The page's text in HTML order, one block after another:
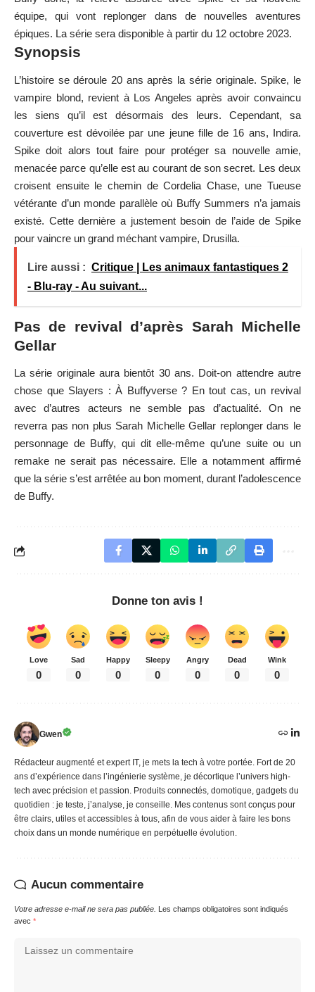
équipe, qui vont replonger dans de nouvelles aventures
épiques. La série sera disponible à partir du 12 octobre 2023.
Synopsis
L’histoire se déroule 20 ans après la série originale. Spike, le
vampire blond, revient à Los Angeles après avoir convaincu
les siens qu’il est désormais des leurs. Cependant, sa
couverture est dévoilée par une jeune fille de 16 ans, Indira.
Spike doit alors tout faire pour protéger sa nouvelle amie,
menacée parce qu’elle est au courant de son secret. Les deux
croisent ensuite le chemin de Cordelia Chase, une Tueuse
vétérante d’un monde parallèle où Buffy Summers n’a jamais
existé. Cette dernière a justement besoin de l’aide de Spike
pour vaincre un grand méchant vampire, Drusilla.
Lire aussi : Critique | Les animaux fantastiques 2
- Blu-ray - Au suivant...
Pas de revival d’après Sarah Michelle
Gellar
La série originale aura bientôt 30 ans. Doit-on attendre autre
chose que Slayers : À Buffyverse ? En tout cas, un revival
avec d’autres acteurs ne semble pas d’actualité. On ne
reverra pas non plus Sarah Michelle Gellar replonger dans le
personnage de Buffy, qui dit elle-même qu’une suite ou un
remake ne serait pas nécessaire. Elle a notamment affirmé
que la série s’est arrêtée au bon moment, durant l’adolescence
de Buffy.
Donne ton avis !
Love
0
Sad
0
Happy
0
Sleepy
0
Angry
0
Dead
0
Wink
0
Gwen
Rédacteur augmenté et expert IT, je mets la tech à votre portée. Fort de 20
ans d’expérience dans l’ingénierie système, je décortique l’univers high-
tech avec précision et passion. Produits connectés, domotique, gadgets du
quotidien : je teste, j’analyse, je conseille. Mes contenus sont conçus pour
être clairs, utiles et accessibles à tous, afin de vous aider à faire les bons
choix dans un monde numérique en perpétuelle évolution.
Aucun commentaire
Votre adresse e-mail ne sera pas publiée. Les champs obligatoires sont indiqués
avec *